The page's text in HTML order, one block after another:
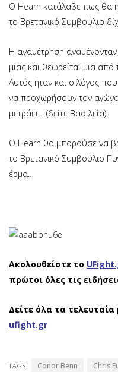
Ο Hearn κατάλαβε πως θα
το Βρετανικό Συμβούλιο
Η αναμέτρηση
μιας και θεωρείται μια από
Αυτός ήταν και ο λόγος που
να προχωρήσουν τον
μετράει… (δείτε Βασιλεία).
Ο Hearn θα μπορούσε να
το Βρετανικό Συμβούλιο
έρμα…
Ακολουθείστε το
πρώτοι όλες τις
Δείτε όλα τα
ufight.gr
TAGS: Conor Benn Chris